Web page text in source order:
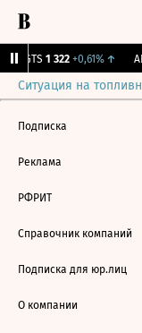
MGTS 1 322 +0,61%↑
Ситуация на
Подписка
Реклама
РФРИТ
Справочник компаний
Подписка для юр.лиц
О компании